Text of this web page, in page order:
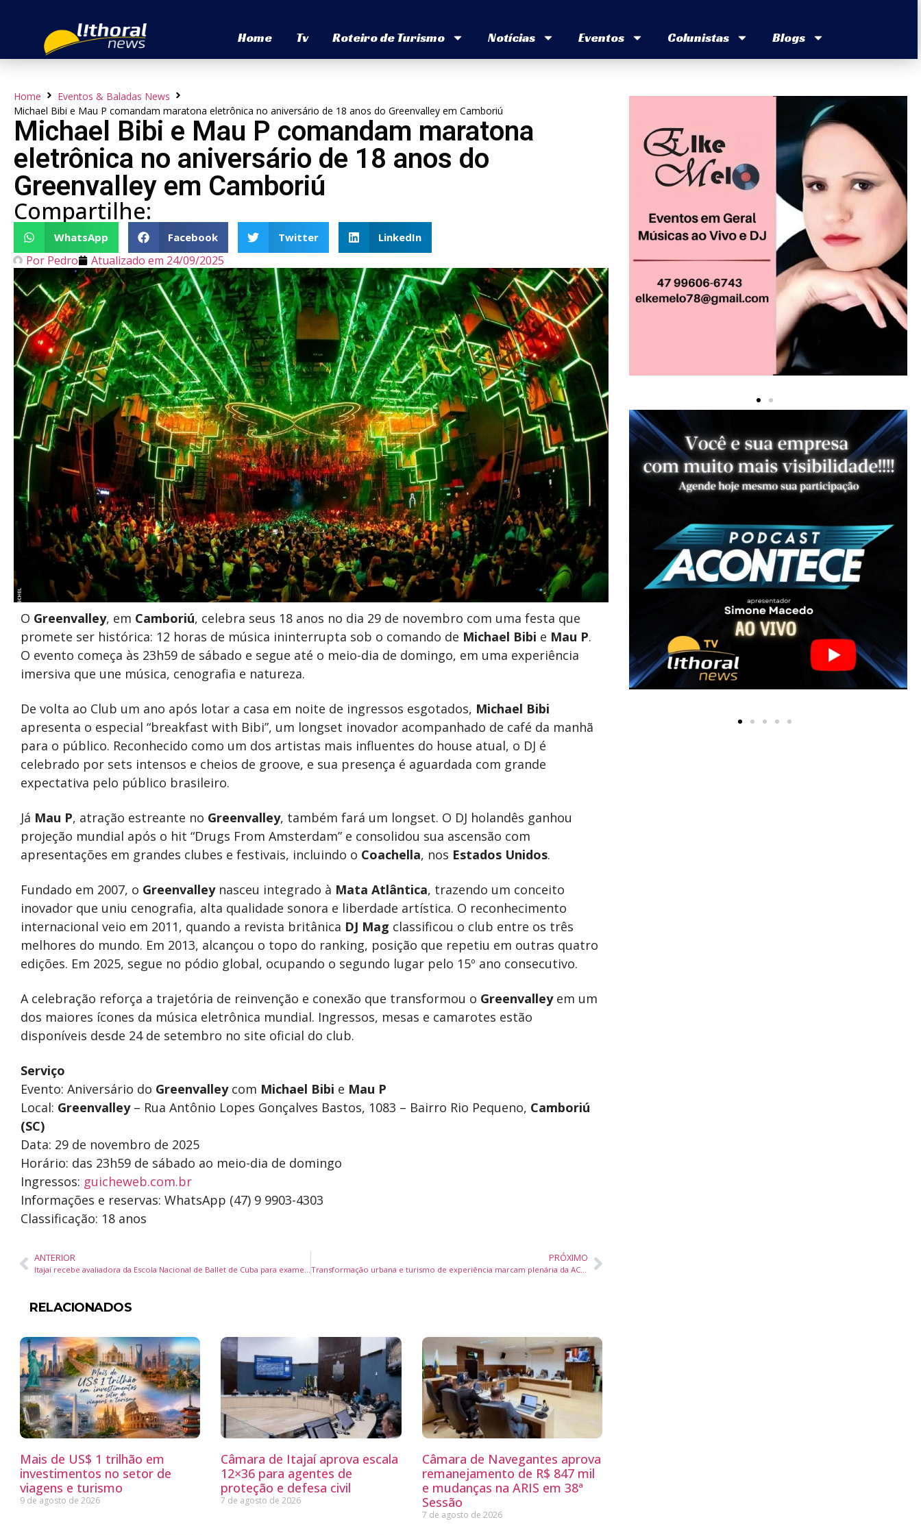
Home Tv Roteiro de Turismo Notícias Eventos Colunistas Blogs
Home
Eventos & Baladas News
Michael Bibi e Mau P comandam maratona eletrônica no aniversário de 18 anos do Greenvalley em Camboriú
Michael Bibi e Mau P comandam maratona
eletrônica no aniversário de 18 anos do
Greenvalley em Camboriú
Compartilhe:
WhatsApp Facebook Twitter LinkedIn
Por Pedro Atualizado em 24/09/2025
O Greenvalley, em Camboriú, celebra seus 18 anos no dia 29 de novembro com uma festa que
promete ser histórica: 12 horas de música ininterrupta sob o comando de Michael Bibi e Mau P.
O evento começa às 23h59 de sábado e segue até o meio-dia de domingo, em uma experiência
imersiva que une música, cenografia e natureza.
De volta ao Club um ano após lotar a casa em noite de ingressos esgotados, Michael Bibi
apresenta o especial “breakfast with Bibi”, um longset inovador acompanhado de café da manhã
para o público. Reconhecido como um dos artistas mais influentes do house atual, o DJ é
celebrado por sets intensos e cheios de groove, e sua presença é aguardada com grande
expectativa pelo público brasileiro.
Já Mau P, atração estreante no Greenvalley, também fará um longset. O DJ holandês ganhou
projeção mundial após o hit “Drugs From Amsterdam” e consolidou sua ascensão com
apresentações em grandes clubes e festivais, incluindo o Coachella, nos Estados Unidos.
Fundado em 2007, o Greenvalleynasceu integrado à Mata Atlântica, trazendo um conceito
inovador que uniu cenografia, alta qualidade sonora e liberdade artística. O reconhecimento
internacional veio em 2011, quando a revista britânica DJ Mag classificou o club entre os três
melhores do mundo. Em 2013, alcançou o topo do ranking, posição que repetiu em outras quatro
edições. Em 2025, segue no pódio global, ocupando o segundo lugar pelo 15º ano consecutivo.
A celebração reforça a trajetória de reinvenção e conexão que transformou o Greenvalleyem um
dos maiores ícones da música eletrônica mundial. Ingressos, mesas e camarotes estão
disponíveis desde 24 de setembro no site oficial do club.
Serviço
Evento: Aniversário do Greenvalleycom Michael Bibi e Mau P
Local: Greenvalley– Rua Antônio Lopes Gonçalves Bastos, 1083 – Bairro Rio Pequeno, Camboriú
(SC)
Data: 29 de novembro de 2025
Horário: das 23h59 de sábado ao meio-dia de domingo
Ingressos: guicheweb.com.br
Informações e reservas: WhatsApp (47) 9 9903-4303
Classificação: 18 anos
ANTERIOR
Itajaí recebe avaliadora da Escola Nacional de Ballet de Cuba para exame do Corpo de Baile
PRÓXIMO
Transformação urbana e turismo de experiência marcam plenária da ACII em Itajaí
RELACIONADOS
Mais de US$ 1 trilhão em
investimentos no setor de
viagens e turismo
9 de agosto de 2026
Câmara de Itajaí aprova escala
12×36 para agentes de
proteção e defesa civil
7 de agosto de 2026
Câmara de Navegantes aprova
remanejamento de R$ 847 mil
e mudanças na ARIS em 38ª
Sessão
7 de agosto de 2026